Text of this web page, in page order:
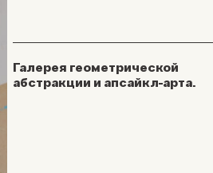
Галерея геометрической
абстракции и апсайкл-арта.